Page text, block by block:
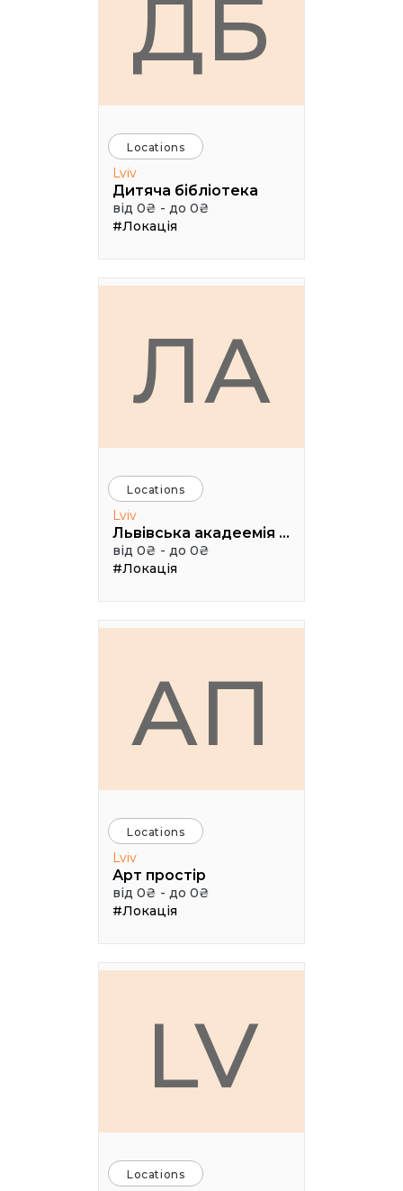
ДБ
Locations
Lviv
Дитяча бібліотека
від 0₴ - до 0₴
#Локація
ЛА
Locations
Lviv
Львівська акадеемія бізнесу
від 0₴ - до 0₴
#Локація
АП
Locations
Lviv
Арт простір
від 0₴ - до 0₴
#Локація
LV
Locations